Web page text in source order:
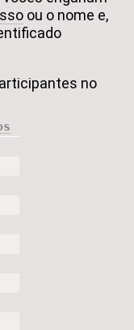
ou o nome e,
no